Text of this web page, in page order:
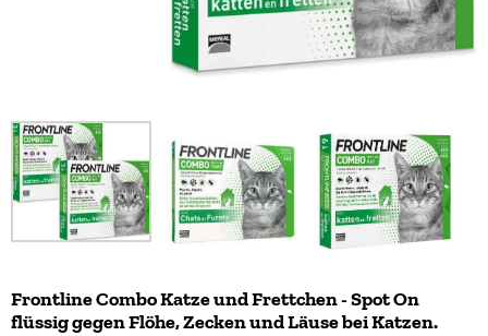
Frontline Combo Katze und Frettchen - Spot On
flüssig gegen Flöhe, Zecken und Läuse bei Katzen.